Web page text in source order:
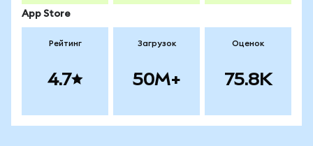
App Store
Рейтинг
4.7
Загрузок
50M+
Оценок
75.8K